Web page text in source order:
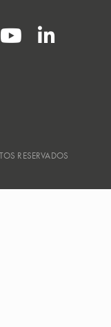
RESERVADOS